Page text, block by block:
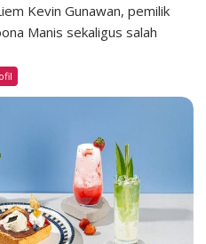
i
e
e
i
n
U
n
g
k
Kevin Gunawan, pemilik
Manis sekaligus salah